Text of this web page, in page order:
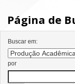
Página de
Buscar em:
por